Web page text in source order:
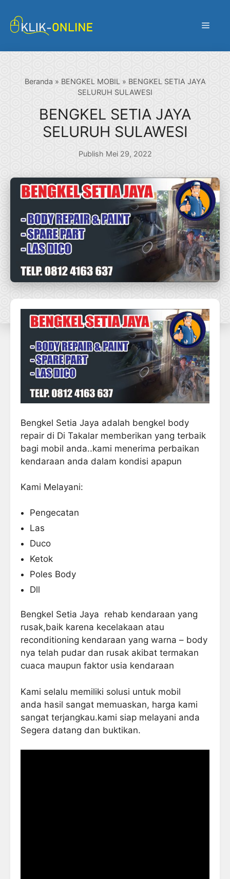
Menu
Beranda » BENGKEL MOBIL » BENGKEL SETIA JAYA
SELURUH SULAWESI
BENGKEL SETIA JAYA
SELURUH SULAWESI
Publish Mei 29, 2022
Bengkel Setia Jaya adalah bengkel body
repair di Di Takalar memberikan yang terbaik
bagi mobil anda..kami menerima perbaikan
kendaraan anda dalam kondisi apapun
Kami Melayani:
Pengecatan
Las
Duco
Ketok
Poles Body
Dll
Bengkel Setia Jaya rehab kendaraan yang
rusak,baik karena kecelakaan atau
reconditioning kendaraan yang warna – body
nya telah pudar dan rusak akibat termakan
cuaca maupun faktor usia kendaraan
Kami selalu memiliki solusi untuk mobil
anda hasil sangat memuaskan, harga kami
sangat terjangkau.kami siap melayani anda
Segera datang dan buktikan.